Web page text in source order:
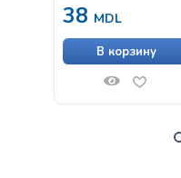
38 MDL
В корзину